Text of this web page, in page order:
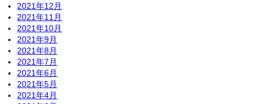
2021年12月
2021年11月
2021年10月
2021年9月
2021年8月
2021年7月
2021年6月
2021年5月
2021年4月